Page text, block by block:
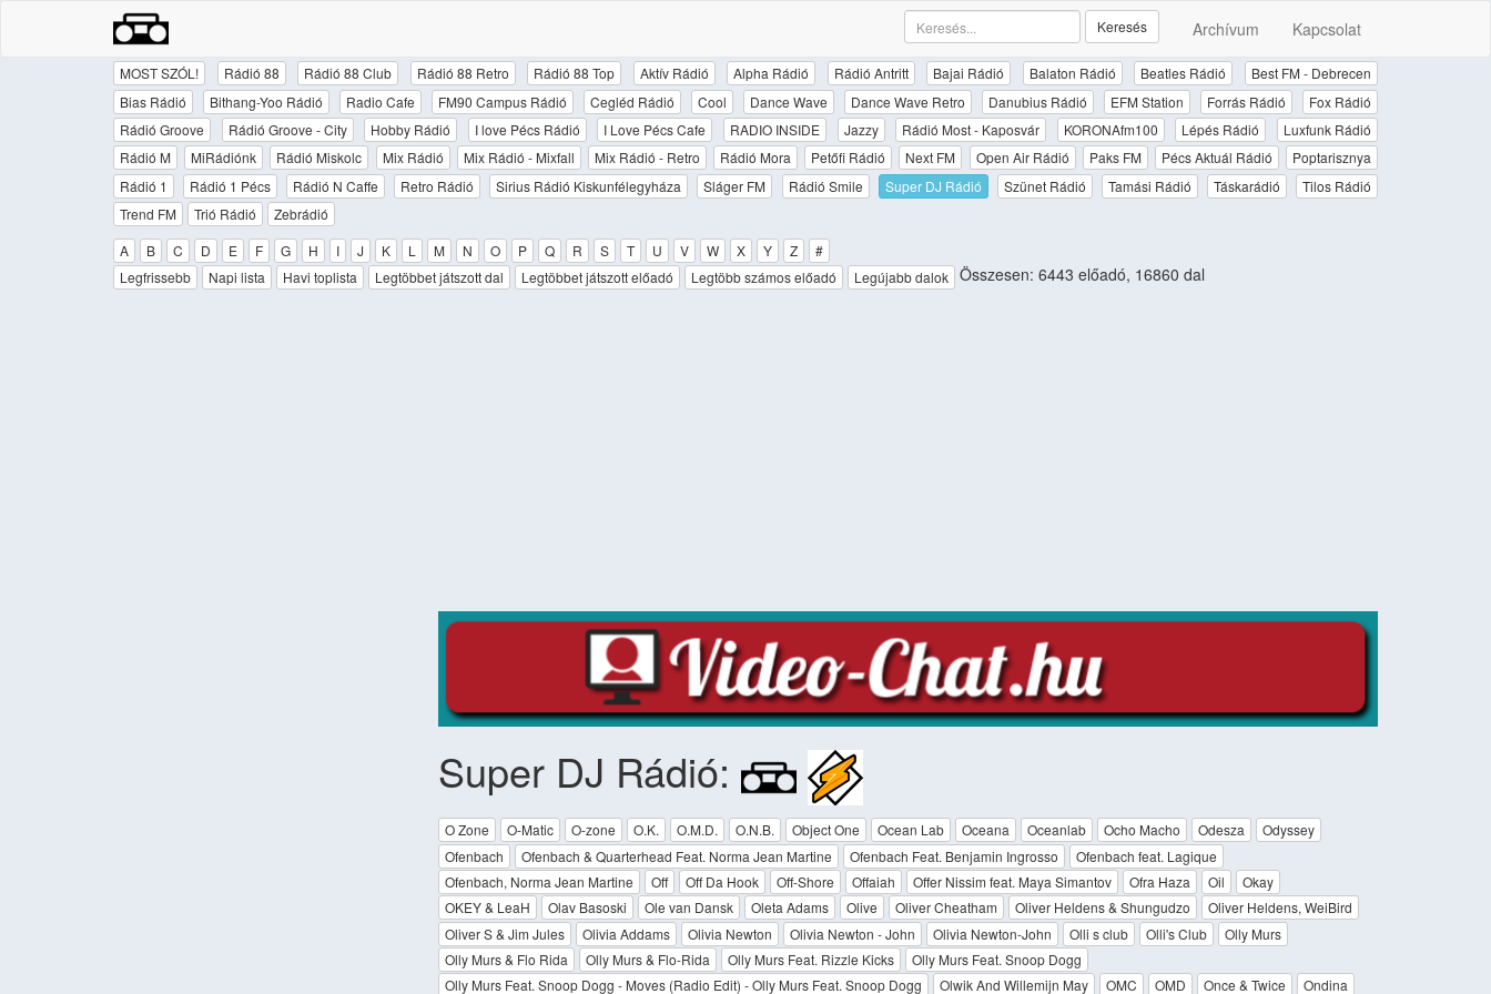
Archívum Kapcsolat
Keresés
MOST SZÓL! Rádió 88 Rádió 88 Club Rádió 88 Retro Rádió 88 Top Aktív Rádió Alpha Rádió Rádió Antritt Bajai Rádió Balaton Rádió Beatles Rádió
Best FM - Debrecen
Bias Rádió
Bithang-Yoo Rádió Radio Cafe FM90 Campus Rádió Cegléd Rádió Cool Dance Wave Dance Wave Retro Danubius Rádió EFM Station Forrás Rádió
Fox Rádió
Rádió Groove
Rádió Groove - City Hobby Rádió I love Pécs Rádió I Love Pécs Cafe RADIO INSIDE Jazzy Rádió Most - Kaposvár KORONAfm100 Lépés Rádió
Luxfunk Rádió
Rádió M
MiRádiónk Rádió Miskolc Mix Rádió Mix Rádió - Mixfall Mix Rádió - Retro Rádió Mora Petőfi Rádió Next FM Open Air Rádió Paks FM Pécs Aktuál Rádió
Poptarisznya
Rádió 1
Rádió 1 Pécs Rádió N Caffe Retro Rádió Sirius Rádió Kiskunfélegyháza Sláger FM Rádió Smile Super DJ Rádió Szünet Rádió Tamási Rádió Táskarádió
Tilos Rádió
Trend FM
Trió Rádió
Zebrádió
A
B C D E F G H I J K L M N O P Q R S T U V W X Y Z
#
Legfrissebb
Napi lista Havi toplista Legtöbbet játszott dal Legtöbbet játszott előadó Legtöbb számos előadó Legújabb dalok Összesen: 6443 előadó, 16860 dal
Super DJ Rádió:
O Zone O-Matic O-zone O.K. O.M.D. O.N.B. Object One Ocean Lab Oceana Oceanlab Ocho Macho Odesza
Odyssey
Ofenbach
Ofenbach & Quarterhead Feat. Norma Jean Martine Ofenbach Feat. Benjamin Ingrosso
Ofenbach feat. Lagique
Ofenbach, Norma Jean Martine
Off Off Da Hook Off-Shore Offaiah Offer Nissim feat. Maya Simantov Ofra Haza Oil
Okay
OKEY & LeaH
Olav Basoski Ole van Dansk Oleta Adams Olive Oliver Cheatham Oliver Heldens & Shungudzo
Oliver Heldens, WeiBird
Oliver S & Jim Jules
Olivia Addams Olivia Newton Olivia Newton - John Olivia Newton-John Olli s club Olli's Club
Olly Murs
Olly Murs & Flo Rida
Olly Murs & Flo-Rida Olly Murs Feat. Rizzle Kicks
Olly Murs Feat. Snoop Dogg
Olly Murs Feat. Snoop Dogg - Moves (Radio Edit) - Olly Murs Feat. Snoop Dogg
Olwik And Willemijn May OMC OMD Once & Twice Ondina